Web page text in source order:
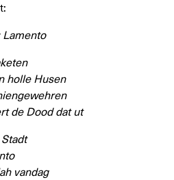
Lamento
holle Husen
de Dood dat ut
vandag